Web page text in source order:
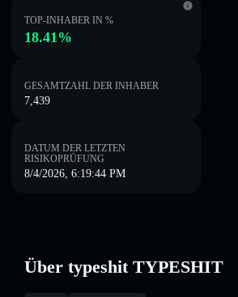
TOP-INHABER IN %
18.41%
GESAMTZAHL DER INHABER
7,439
DATUM DER LETZTEN
RISIKOPRÜFUNG
8/4/2026, 6:19:44 PM
Über typeshit TYPESHIT